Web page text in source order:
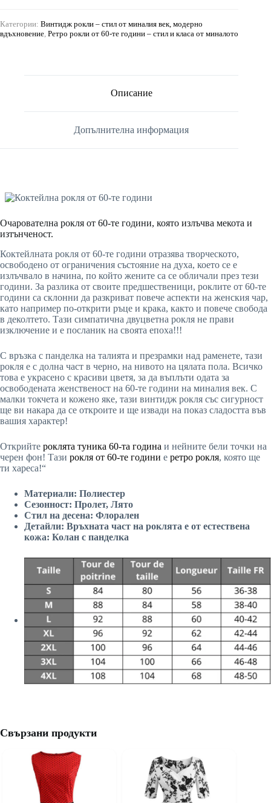
Категории: Винтидж рокли – стил от миналия век, модерно
вдъхновение Ретро рокли от 60-те години – стил и класа от миналото
Описание
Допълнителна информация
Очарователна рокля от 60-те години, която излъчва мекота и
изтънченост.
Коктейлната рокля от 60-те години отразява творческото,
освободено от ограничения състояние на духа, което се е
излъчвало в начина, по който жените са се обличали през тези
години. За разлика от своите предшественици, роклите от 60-те
години са склонни да разкриват повече аспекти на женския чар,
като например по-открити ръце и крака, както и повече свобода
в деколтето. Тази симпатична двуцветна рокля не прави
изключение и е посланик на своята епоха!!!
С връзка с панделка на талията и презрамки над раменете, тази
рокля е с долна част в черно, на нивото на цялата пола. Всичко
това е украсено с красиви цветя, за да въплъти одата за
освободената женственост на 60-те години на миналия век. С
малки токчета и кожено яке, тази винтидж рокля със сигурност
ще ви накара да се откроите и ще извади на показ сладостта във
вашия характер!
Открийте роклята туника 60-та година и нейните бели точки на
черен фон! Тази рокля от 60-те години е ретро рокля, която ще
ти хареса!“
Материали: Полиестер
Сезонност: Пролет, Лято
Стил на десена: Флорален
Детайли: Връхната част на роклята е от естествена
кожа: Колан с панделка
Свързани продукти